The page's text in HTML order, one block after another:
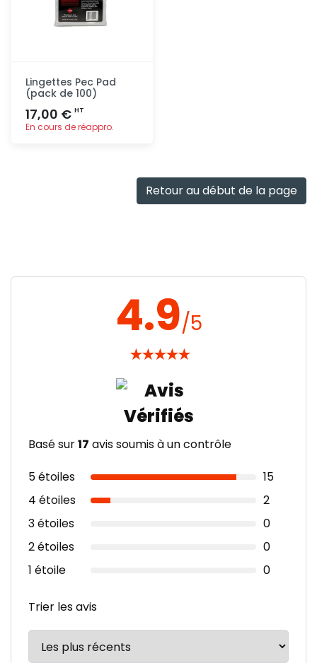
Lingettes Pec Pad
(pack de 100)
17,00 € HT
En cours de réappro.
Retour au début de la page
4.9/5
★★★★★
Basé sur17 avis soumis à un contrôle
5 étoiles
15
4 étoiles
2
3 étoiles
0
2 étoiles
0
1 étoile
0
Trier les avis